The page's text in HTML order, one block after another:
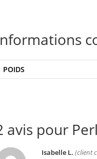
POIDS
avis pour
Isabelle L. (client